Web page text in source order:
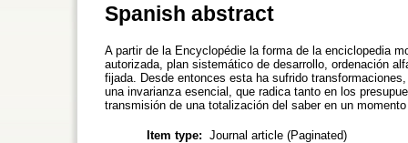
Spanish abstract
A partir de la Encyclopédie la forma de la enciclopedia
autorizada, plan sistemático de desarrollo, ordenación
fijada. Desde entonces esta ha sufrido
una invarianza esencial, que radica tanto en los
transmisión de una totalización del saber en un
Item type: Journal article (Paginated)